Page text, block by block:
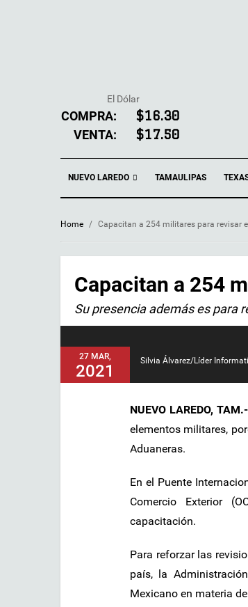
El Dólar
COMPRA: $16.30
VENTA: $17.50
NUEVO LAREDO TAMAULIPAS
Home / Capacitan a 254 militares para revisar
Capacitan a 254
Su presencia además es para
27 MAR,
2021
Silvia Álvarez/Líder
NUEVO LAREDO, TAM.-
elementos militares,
Aduaneras.
En el Puente
Comercio Exterior
capacitación.
Para reforzar las
país, la
Mexicano en materia